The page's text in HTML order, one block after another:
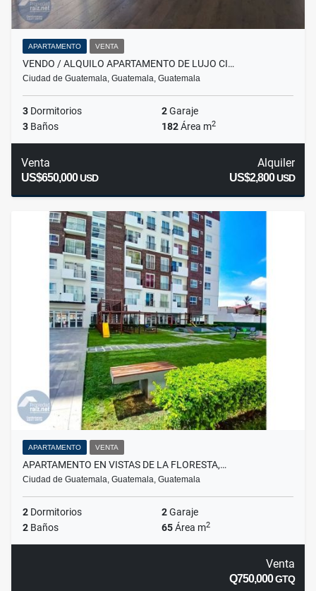
APARTAMENTO VENTA
VENDO / ALQUILO APARTAMENTO DE LUJO CI…
Ciudad de Guatemala, Guatemala, Guatemala
3 Dormitorios 2Garaje
3 Baños 182Área m2
Venta
US$650,000USD
Alquiler
US$2,800USD
APARTAMENTO VENTA
APARTAMENTO EN VISTAS DE LA FLORESTA,…
Ciudad de Guatemala, Guatemala, Guatemala
2 Dormitorios 2Garaje
2 Baños 65Área m2
Venta
Q750,000GTQ